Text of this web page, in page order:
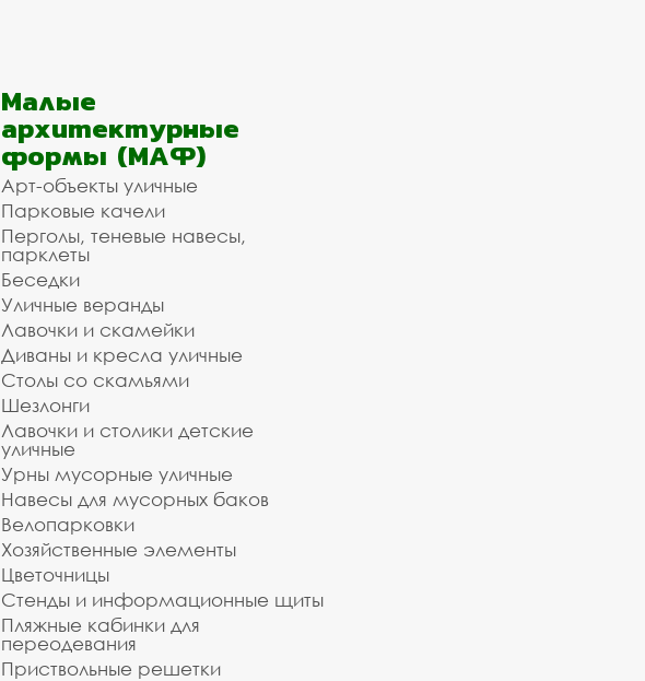
Малые
архитектурные
формы (МАФ)
Арт-объекты уличные
Парковые качели
Перголы, теневые навесы,
парклеты
Беседки
Уличные веранды
Лавочки и скамейки
Диваны и кресла уличные
Столы со скамьями
Шезлонги
Лавочки и столики детские
уличные
Урны мусорные уличные
Навесы для мусорных баков
Велопарковки
Хозяйственные элементы
Цветочницы
Стенды и информационные щиты
Пляжные кабинки для
переодевания
Приствольные решетки